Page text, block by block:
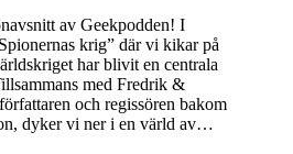
av Geekpodden! I
krig” där vi kikar på
har blivit en centrala
med Fredrik &
och regissören bakom
dyker vi ner i en värld av…